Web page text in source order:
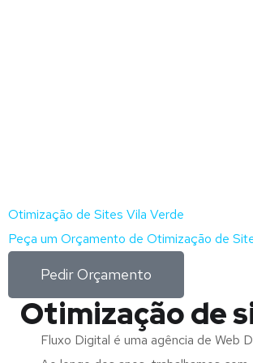
Otimização de Sites Vila Verde
Peça um Orçamento de Otimização de
Pedir Orçamento
Otimização de
Fluxo Digital é uma agência de Web